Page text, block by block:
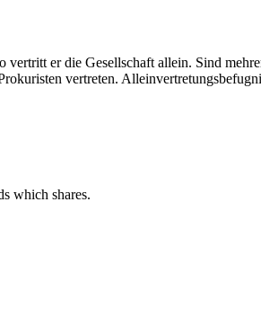
er die Gesellschaft allein. Sind
vertreten.
which shares.